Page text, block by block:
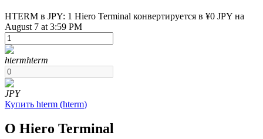
USDT-фьючерсы
обеспечения
HTERM в JPY: 1 Hiero Terminal конвертируется в ¥0 JPY на
August 7 at 3:59 PM
htermhterm
JPY
Купить hterm (hterm)
О Hiero Terminal